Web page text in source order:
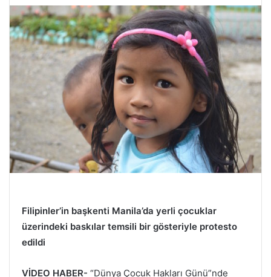
Filipinler’in başkenti Manila’da yerli çocuklar
üzerindeki baskılar temsili bir gösteriyle protesto
edildi
VİDEO HABER- “Dünya Çocuk Hakları Günü”nde